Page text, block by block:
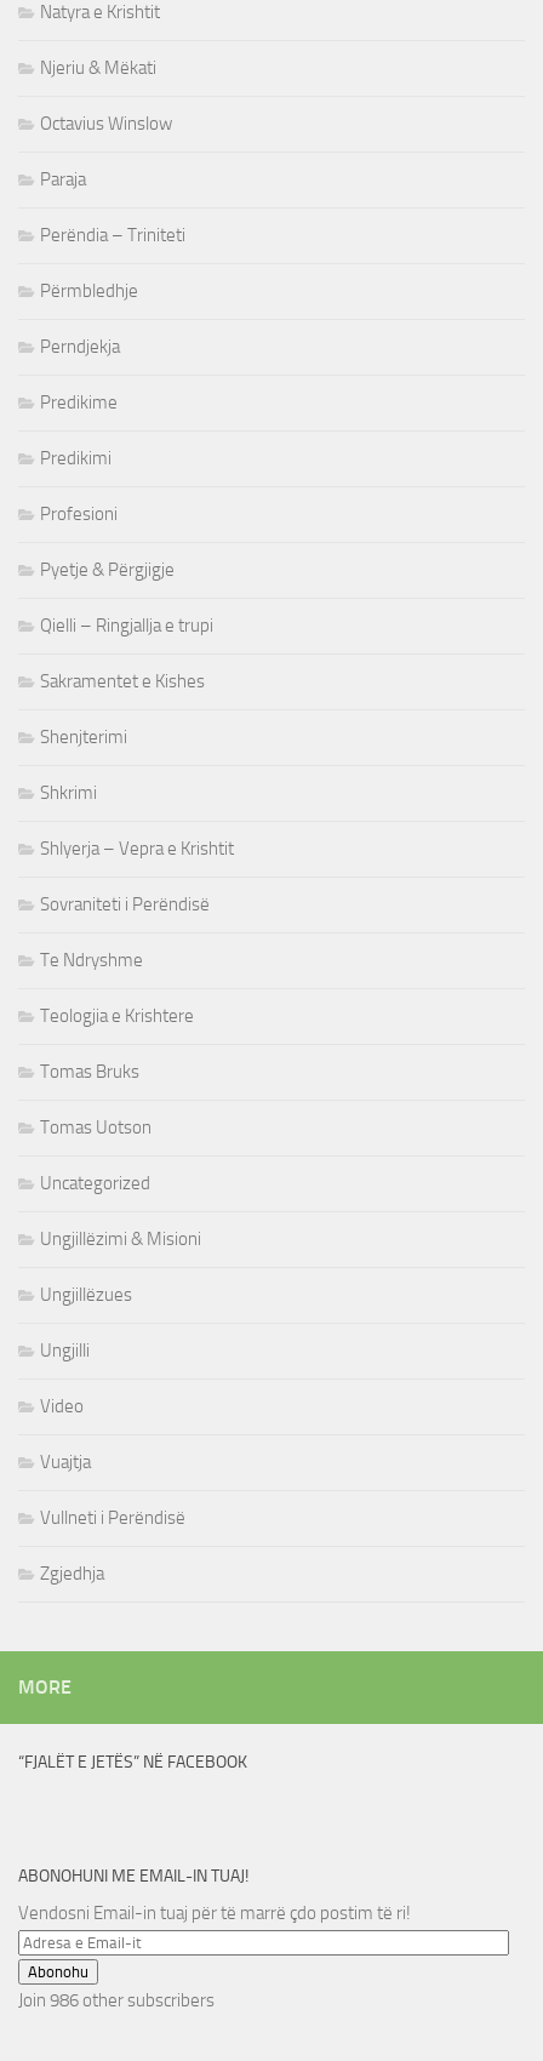
Natyra e Krishtit
Njeriu & Mëkati
Octavius Winslow
Paraja
Perëndia – Triniteti
Përmbledhje
Perndjekja
Predikime
Predikimi
Profesioni
Pyetje & Përgjigje
Qielli – Ringjallja e trupi
Sakramentet e Kishes
Shenjterimi
Shkrimi
Shlyerja – Vepra e Krishtit
Sovraniteti i Perëndisë
Te Ndryshme
Teologjia e Krishtere
Tomas Bruks
Tomas Uotson
Uncategorized
Ungjillëzimi & Misioni
Ungjillëzues
Ungjilli
Video
Vuajtja
Vullneti i Perëndisë
Zgjedhja
MORE
“FJALËT E JETËS” NË FACEBOOK
ABONOHUNI ME EMAIL-IN TUAJ!
Vendosni Email-in tuaj për të marrë çdo postim të ri!
Adresa
e
Email-
Abonohu
Join 986 other subscribers